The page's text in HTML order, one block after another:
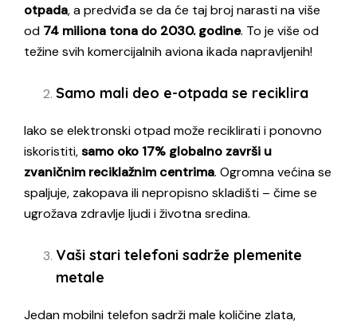
otpada, a predviđa se da će taj broj narasti na više
od 74 miliona tona do 2030. godine. To je više od
težine svih komercijalnih aviona ikada napravljenih!
Samo mali deo e-otpada se reciklira
Iako se elektronski otpad može reciklirati i ponovno
iskoristiti,samo oko 17% globalno završi u
zvaničnim reciklažnim centrima. Ogromna većina se
spaljuje, zakopava ili nepropisno skladišti – čime se
ugrožava zdravlje ljudi i životna sredina.
Vaši stari telefoni sadrže plemenite
metale
Jedan mobilni telefon sadrži male količine zlata,